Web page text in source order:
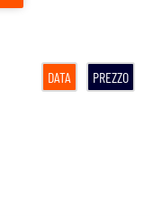
DATA PREZZO